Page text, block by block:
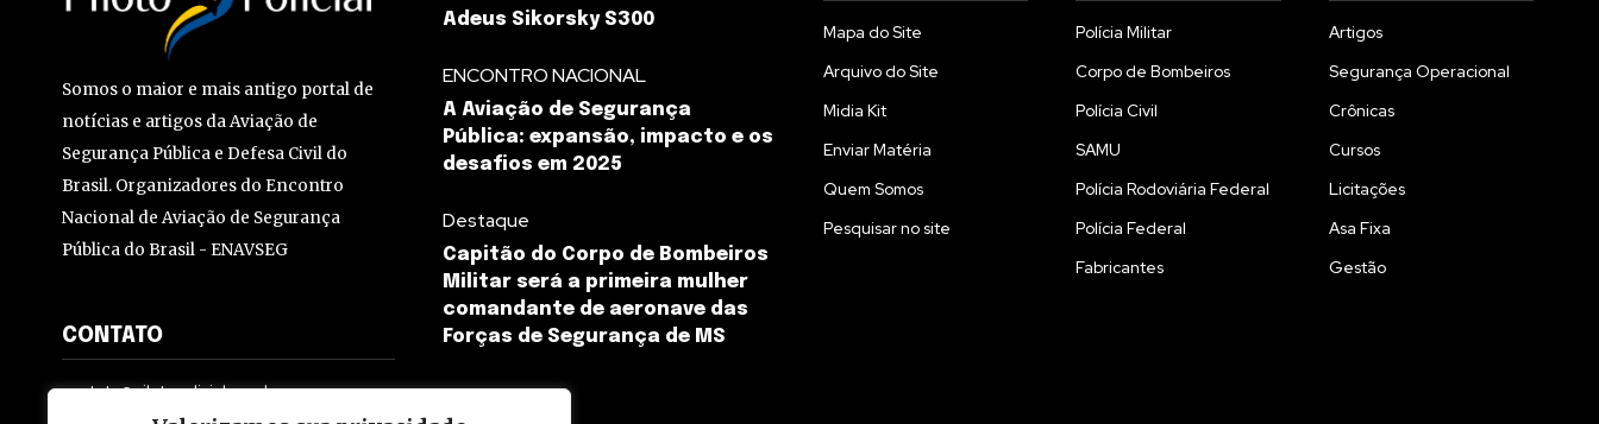
Somos o maior e mais antigo portal de
notícias e artigos da Aviação de
Segurança Pública e Defesa Civil do
Brasil. Organizadores do Encontro
Nacional de Aviação de Segurança
Pública do Brasil - ENAVSEG
CONTATO
contato@pilotopolicial.com.br
Adeus Sikorsky S300
ENCONTRO NACIONAL
A Aviação de Segurança
Pública: expansão, impacto e os
desafios em 2025
Destaque
Capitão do Corpo de Bombeiros
Militar será a primeira mulher
comandante de aeronave das
Forças de Segurança de MS
Mapa do Site
Arquivo do Site
Midia Kit
Enviar Matéria
Quem Somos
Pesquisar no site
Polícia Militar
Corpo de Bombeiros
Polícia Civil
SAMU
Polícia Rodoviária Federal
Polícia Federal
Fabricantes
Artigos
Segurança Operacional
Crônicas
Cursos
Licitações
Asa Fixa
Gestão